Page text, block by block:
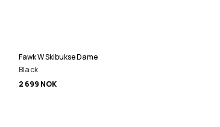
Fawk W Skibukse Dame
Black
2 699 NOK